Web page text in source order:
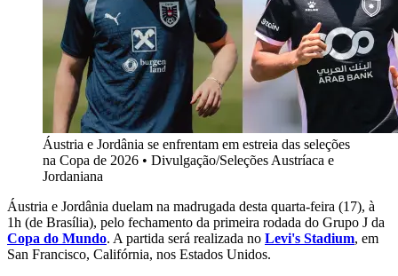
Áustria e Jordânia se enfrentam em estreia das seleções
na Copa de 2026 • Divulgação/Seleções Austríaca e
Jordaniana
Áustria e Jordânia duelam na madrugada desta quarta-feira (17), à
1h (de Brasília), pelo fechamento da primeira rodada do Grupo J da
Copa do Mundo. A partida será realizada no Levi's Stadium, em
San Francisco, Califórnia, nos Estados Unidos.